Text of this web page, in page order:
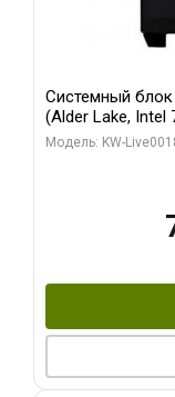
Системный блок
(Alder Lake, Intel
модуля)/ Ninja
Модель: KW-